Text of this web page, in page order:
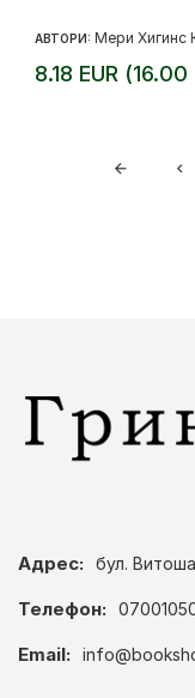
АВТОРИ: Мери Хигинс
8.18 EUR (16.00
Адрес: бул.
Телефон:
Email: